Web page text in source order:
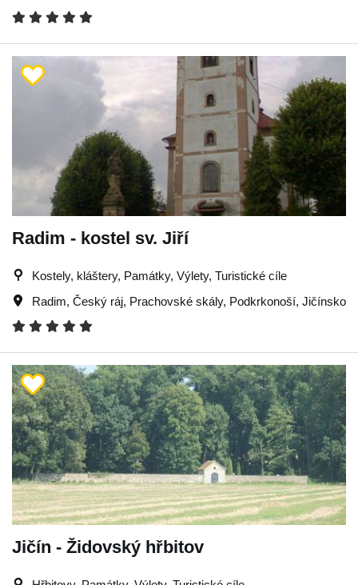
Radim - kostel sv. Jiří
Kostely, kláštery, Památky, Výlety, Turistické cíle
Radim, Český ráj, Prachovské skály, Podkrkonoší, Jičínsko
Jičín - Židovský hřbitov